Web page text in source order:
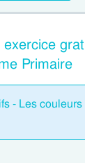
Primaire
- Les couleurs